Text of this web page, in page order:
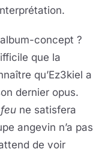
concept ?
que la
qu’Ez3kiel a
dernier opus.
ne satisfera
angevin n’a pas
de voir